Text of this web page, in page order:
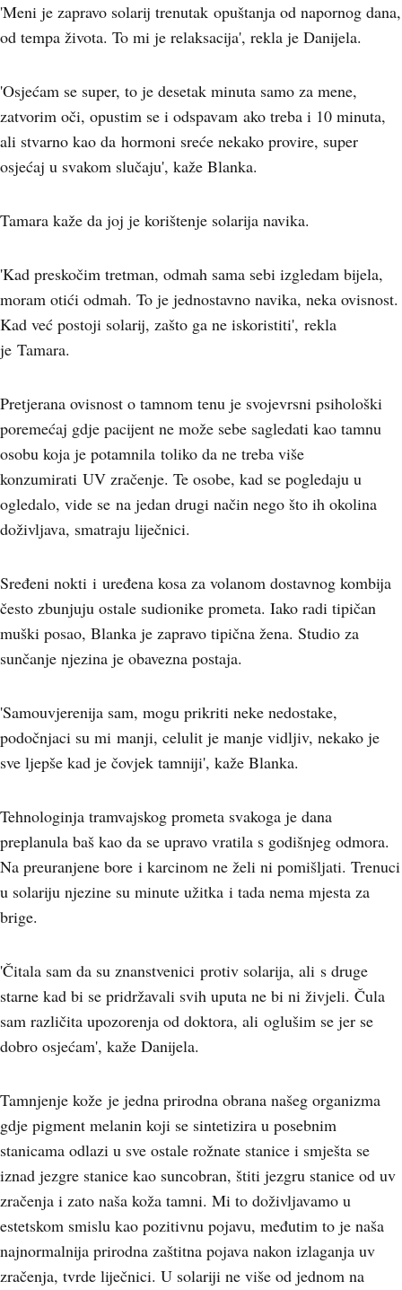
'Meni je zapravo solarij trenutak opuštanja od napornog dana,
od tempa života. To mi je relaksacija', rekla je Danijela.
'Osjećam se super, to je desetak minuta samo za mene,
zatvorim oči, opustim se i odspavam ako treba i 10 minuta,
ali stvarno kao da hormoni sreće nekako provire, super
osjećaj u svakom slučaju', kaže Blanka.
Tamara kaže da joj je korištenje solarija navika.
'Kad preskočim tretman, odmah sama sebi izgledam bijela,
moram otići odmah. To je jednostavno navika, neka ovisnost.
Kad već postoji solarij, zašto ga ne iskoristiti', rekla
je Tamara.
Pretjerana ovisnost o tamnom tenu je svojevrsni psihološki
poremećaj gdje pacijent ne može sebe sagledati kao tamnu
osobu koja je potamnila toliko da ne treba više
konzumirati UV zračenje. Te osobe, kad se pogledaju u
ogledalo, vide se na jedan drugi način nego što ih okolina
doživljava, smatraju liječnici.
Sređeni nokti i uređena kosa za volanom dostavnog kombija
često zbunjuju ostale sudionike prometa. Iako radi tipičan
muški posao, Blanka je zapravo tipična žena. Studio za
sunčanje njezina je obavezna postaja.
'Samouvjerenija sam, mogu prikriti neke nedostake,
podočnjaci su mi manji, celulit je manje vidljiv, nekako je
sve ljepše kad je čovjek tamniji', kaže Blanka.
Tehnologinja tramvajskog prometa svakoga je dana
preplanula baš kao da se upravo vratila s godišnjeg odmora.
Na preuranjene bore i karcinom ne želi ni pomišljati. Trenuci
u solariju njezine su minute užitka i tada nema mjesta za
brige.
'Čitala sam da su znanstvenici protiv solarija, ali s druge
starne kad bi se pridržavali svih uputa ne bi ni živjeli. Čula
sam različita upozorenja od doktora, ali oglušim se jer se
dobro osjećam', kaže Danijela.
Tamnjenje kože je jedna prirodna obrana našeg organizma
gdje pigment melanin koji se sintetizira u posebnim
stanicama odlazi u sve ostale rožnate stanice i smješta se
iznad jezgre stanice kao suncobran, štiti jezgru stanice od uv
zračenja i zato naša koža tamni. Mi to doživljavamo u
estetskom smislu kao pozitivnu pojavu, međutim to je naša
najnormalnija prirodna zaštitna pojava nakon izlaganja uv
zračenja, tvrde liječnici. U solariji ne više od jednom na